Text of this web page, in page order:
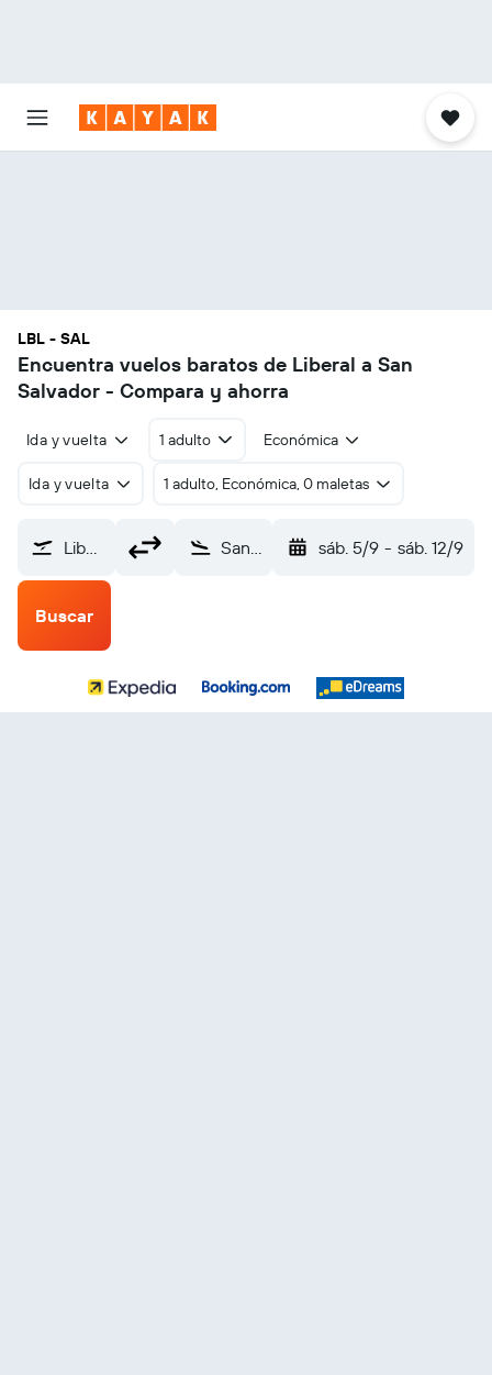
LBL - SAL
Encuentra vuelos baratos de Liberal a San
Salvador - Compara y ahorra
Ida y vuelta 1 adulto Económica
Ida y vuelta 1 adulto, Económica, 0 maletas
Liberal (LBL) San Salvador Internacional de El Salvador (SAL) sáb. 5/9 - sáb. 12/9
Buscar